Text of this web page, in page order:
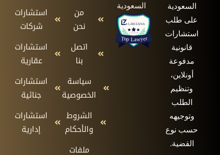
السعودية
على طلب
استشارات
قانونية
مدفوعة
أونلاين،
وتنظيم
الطلب
وتوجيهه
حسب نوع
القضية.
من
نحن
اتصل
بنا
سياسة
الخصوصية
الشروط
والأحكام
ملفات
استشارات
شركات
استشارات
عقارية
استشارات
جنائية
استشارات
إدارية
السعودية